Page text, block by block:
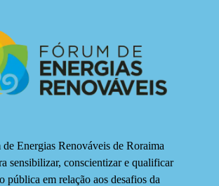
Energias Renováveis de Roraima
sensibilizar, conscientizar e qualificar
pública em relação aos desafios da